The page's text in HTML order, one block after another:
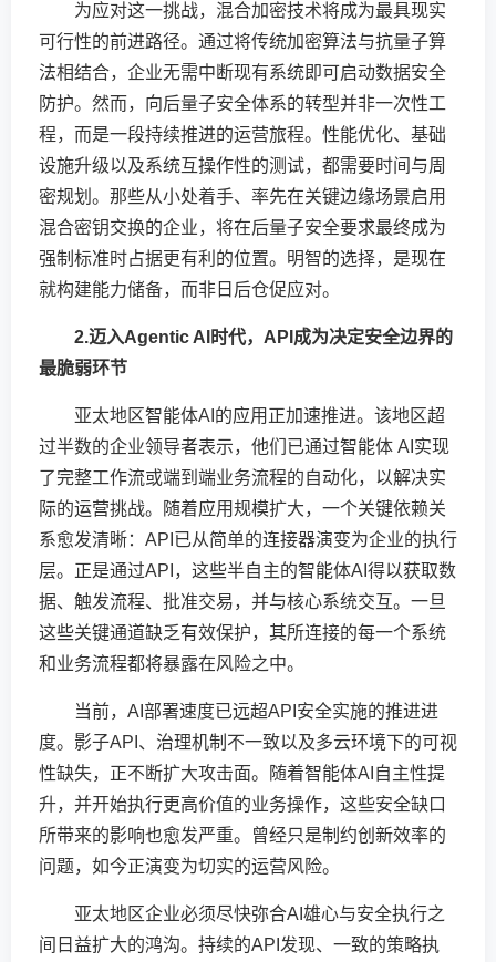
为应对这一挑战，混合加密技术将成为最具现实
可行性的前进路径。通过将传统加密算法与抗量子算
法相结合，企业无需中断现有系统即可启动数据安全
防护。然而，向后量子安全体系的转型并非一次性工
程，而是一段持续推进的运营旅程。性能优化、基础
设施升级以及系统互操作性的测试，都需要时间与周
密规划。那些从小处着手、率先在关键边缘场景启用
混合密钥交换的企业，将在后量子安全要求最终成为
强制标准时占据更有利的位置。明智的选择，是现在
就构建能力储备，而非日后仓促应对。
2.迈入Agentic AI时代，API成为决定安全边界的
最脆弱环节
亚太地区智能体AI的应用正加速推进。该地区超
过半数的企业领导者表示，他们已通过智能体 AI实现
了完整工作流或端到端业务流程的自动化，以解决实
际的运营挑战。随着应用规模扩大，一个关键依赖关
系愈发清晰：API已从简单的连接器演变为企业的执行
层。正是通过API，这些半自主的智能体AI得以获取数
据、触发流程、批准交易，并与核心系统交互。一旦
这些关键通道缺乏有效保护，其所连接的每一个系统
和业务流程都将暴露在风险之中。
当前，AI部署速度已远超API安全实施的推进进
度。影子API、治理机制不一致以及多云环境下的可视
性缺失，正不断扩大攻击面。随着智能体AI自主性提
升，并开始执行更高价值的业务操作，这些安全缺口
所带来的影响也愈发严重。曾经只是制约创新效率的
问题，如今正演变为切实的运营风险。
亚太地区企业必须尽快弥合AI雄心与安全执行之
间日益扩大的鸿沟。持续的API发现、一致的策略执